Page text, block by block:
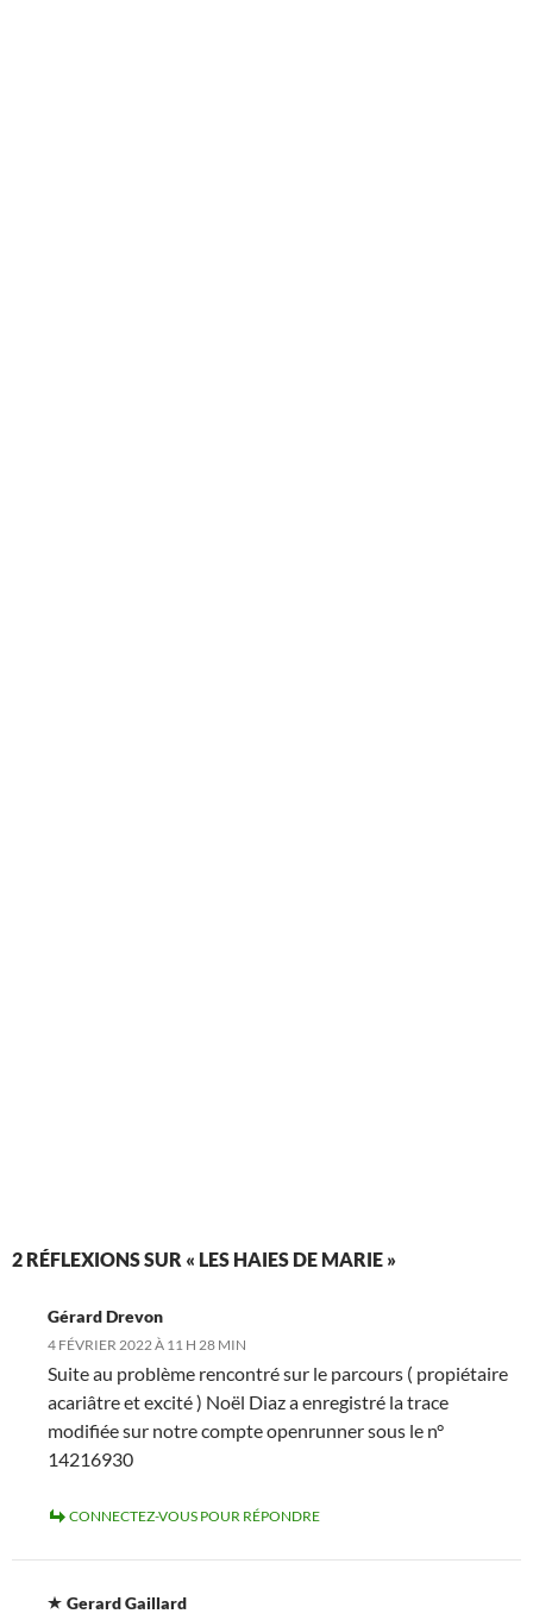
2 RÉFLEXIONS SUR « LES HAIES DE MARIE »
Gérard Drevon
4 FÉVRIER 2022 À 11 H 28 MIN
Suite au problème rencontré sur le parcours ( propiétaire
acariâtre et excité ) Noël Diaz a enregistré la trace
modifiée sur notre compte openrunner sous le n°
14216930
CONNECTEZ-VOUS POUR RÉPONDRE
Gerard Gaillard